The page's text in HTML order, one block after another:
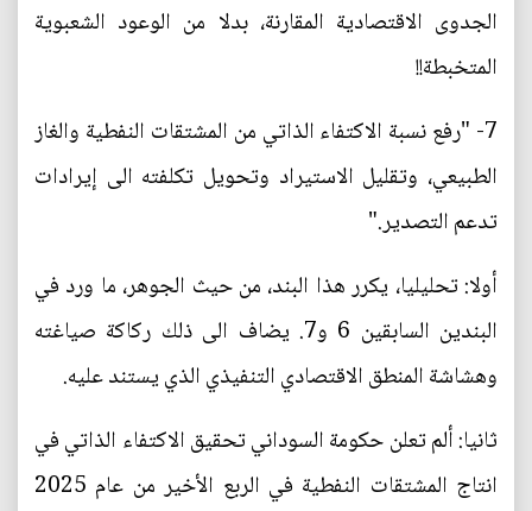
الجدوى الاقتصادية المقارنة، بدلا من الوعود الشعبوية
المتخبطة!!
7- "رفع نسبة الاكتفاء الذاتي من المشتقات النفطية والغاز
الطبيعي، وتقليل الاستيراد وتحويل تكلفته الى إيرادات
تدعم التصدير."
أولا: تحليليا، يكرر هذا البند، من حيث الجوهر، ما ورد في
البندين السابقين 6 و7. يضاف الى ذلك ركاكة صياغته
وهشاشة المنطق الاقتصادي التنفيذي الذي يستند عليه.
ثانيا: ألم تعلن حكومة السوداني تحقيق الاكتفاء الذاتي في
انتاج المشتقات النفطية في الربع الأخير من عام 2025